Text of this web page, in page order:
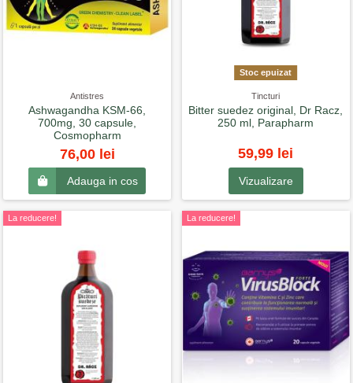
Antistres
Ashwagandha KSM-66,
700mg, 30 capsule,
Cosmopharm
76,00 lei
Adauga in cos
Stoc epuizat
Tincturi
Bitter suedez original, Dr Racz,
250 ml, Parapharm
59,99 lei
Vizualizare
La reducere! La reducere!